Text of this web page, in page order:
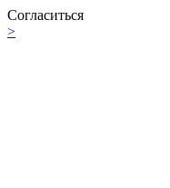
Согласиться
>